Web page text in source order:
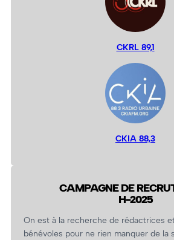
CKRL 89,1
CKIA 88,3
CAMPAGNE DE
H-2025
On est à la recherche de rédactrices
bénévoles pour ne rien manquer de la